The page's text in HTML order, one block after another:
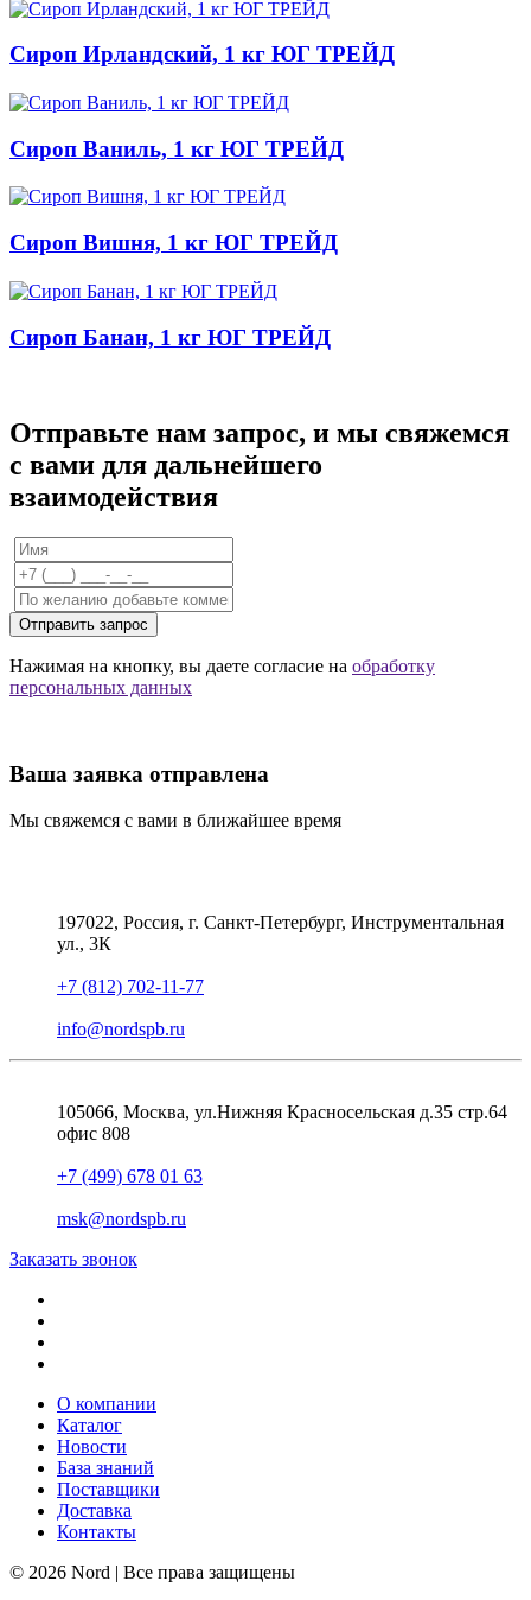
Сироп Ирландский, 1 кг ЮГ ТРЕЙД
Сироп Ваниль, 1 кг ЮГ ТРЕЙД
Сироп Вишня, 1 кг ЮГ ТРЕЙД
Сироп Банан, 1 кг ЮГ ТРЕЙД
Отправьте нам запрос, и мы свяжемся
с вами для дальнейшего
взаимодействия
Отправить запрос
Нажимая на кнопку, вы даете согласие на обработку
персональных данных
Ваша заявка отправлена
Мы свяжемся с вами в ближайшее время
197022, Россия, г. Санкт-Петербург, Инструментальная
ул., 3К
+7 (812) 702-11-77
info@nordspb.ru
105066, Москва, ул.Нижняя Красносельская д.35 стр.64
офис 808
+7 (499) 678 01 63
msk@nordspb.ru
Заказать звонок
О компании
Каталог
Новости
База знаний
Поставщики
Доставка
Контакты
© 2026 Nord | Все права защищены